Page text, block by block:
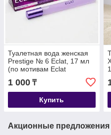
Туалетная вода женская
Prestige № 6 Eclat, 17 мл
(по мотивам Eclat
A`Arpege (Lanvin)
1 000 ₸
Купить
Акционные предложения